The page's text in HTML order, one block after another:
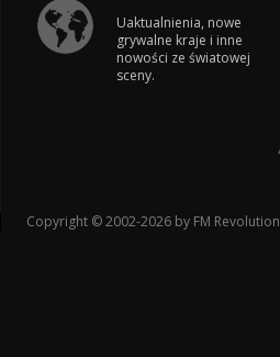
Uaktualnienia, nowe
grywalne kraje i inne
nowości ze światowej
sceny.
Copyright © 2002-2026 by FM Revolution